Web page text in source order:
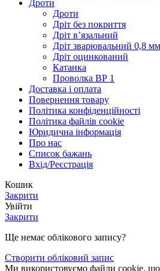
Дроти
Дроти
Дріт без покриття
Дріт в’язальний
Дріт зварювальний 0,8 мм
Дріт оцинкований
Катанка
Проволка ВР 1
Доставка і оплата
Повернення товару
Політика конфіденційності
Політика файлів cookie
Юридична інформація
Про нас
Список бажань
Вхід/Реєстрація
Кошик
Закрити
Увійти
Закрити
Ще немає облікового запису?
Створити обліковий запис
Ми використовуємо файли cookie,